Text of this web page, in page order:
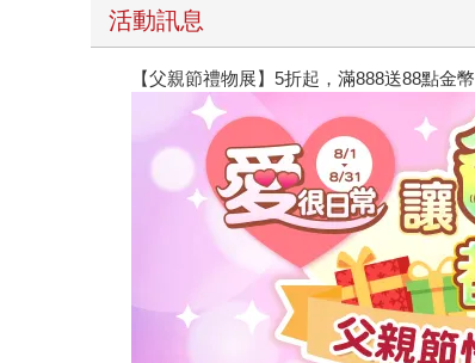
活動訊息
【父親節禮物展】5折起，滿888送88點金幣